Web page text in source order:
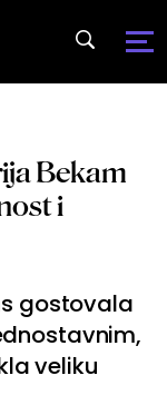
Bekam
i
gostovala
veliku